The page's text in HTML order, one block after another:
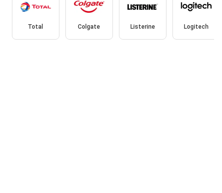
Total Colgate Listerine Logitech